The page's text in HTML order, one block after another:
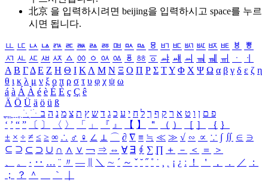
北京 을 입력하시려면 beijing을 입력하시고 space를 누르
시면 됩니다.
ㅥ ㅦ ㅧ ㅨ ㅩ ㅪ ㅫ ㅬ ㅭ ㅮ ㅯ ㅰ ㅱ ㅲ ㅳ ㅴ ㅵ ㅶ ㅷ ㅸ
ㅹ
ㅺ ㅻ ㅼ ㅽ ㅾ ㅿ ㆀ ㆁ ㆂ ㆃ ㆄ ㆅ ㆆ ㆇ ㆈ ㆉ ㆊ ㆋ ㆌ ㆍ
ㆎ
Α Β ΓΔ Ε Ζ Η Θ Ι ΚΛ Μ Ν Ξ Ο Π Ρ Σ ΤΥ Φ Χ Ψ Ω α β γ δ ε ζ η
θ ι κ λ μ ν ξ ο π ρ σ τ υ φ χ ψ ω
á à Á À é è É È ç Ç ê
Ä Ö Ü ä ö ü ß
ִֶֹ ֻּ ׁׂ פ ם ן ו ט א ר ק ף ך ל ח י ע כ ג ד ש ץ ת צ מ נ ה ב
‘ ’ “ ” 〔 〕 〈 〉 「 」 『 』 【 】 ＂ （ ） ［ ］ ｛ ｝
± × ÷ ≠ ≤ ≥ ∞ ∴ ♂ ♀ ∠ ⊥ ⌒ ∂ ∇ ≡ ≒ ≪ ≫ √ ∽ ∝ ∵ ∫ ∬ ∈ ∋
⊆ ⊇ ⊂ ⊃ ∪ ∩ ∧ ∨ ￢ ⇒ ⇔ ∀ ∃ ∮ ∑ ∏ ＋ － ＜ ＝
＞
、
。 · ‥ … ¨ 〃 ― ＼ ∼ ´ ～ ˇ ˘ ˝ ˚ ˙ ¸ ¡ ¿ ː ！ ＇ ， ． ／
：
；
？ ＾ ｀